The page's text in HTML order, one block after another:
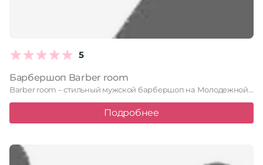
5
Барбершоп Barber room
Barber room – стильный мужской барбершоп на Молодежной, 34, где …
Подробнее